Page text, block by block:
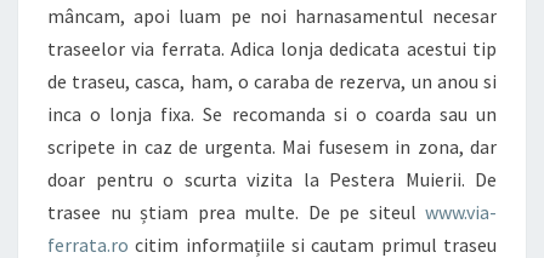
mâncam, apoi luam pe noi harnasamentul necesar
traseelor via ferrata. Adica lonja dedicata acestui tip
de traseu, casca, ham, o caraba de rezerva, un anou si
inca o lonja fixa. Se recomanda si o coarda sau un
scripete in caz de urgenta. Mai fusesem in zona, dar
doar pentru o scurta vizita la Pestera Muierii. De
trasee nu știam prea multe. De pe siteul www.via-
ferrata.ro citim informațiile si cautam primul traseu